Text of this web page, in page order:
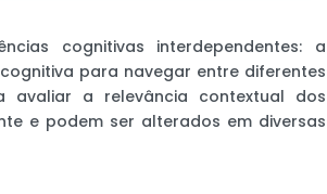
cognitivas interdependentes: a
para navegar entre diferentes
avaliar a relevância contextual dos
e podem ser alterados em diversas